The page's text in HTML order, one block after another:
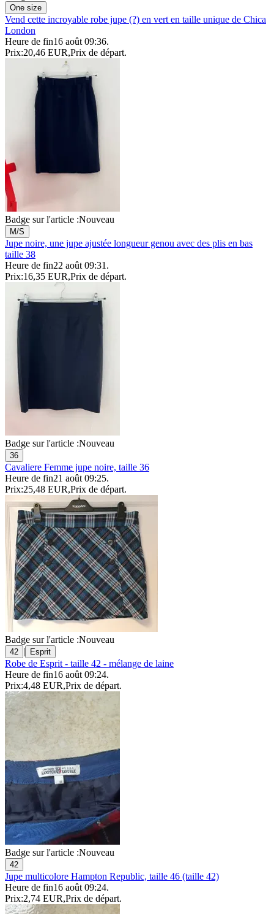
One size
Vend cette incroyable robe jupe (?) en vert en taille unique de Chica
London
Heure de fin16 août 09:36.
Prix:20,46 EUR,Prix de départ.
Badge sur l'article :Nouveau
M/S
Jupe noire, une jupe ajustée longueur genou avec des plis en bas
taille 38
Heure de fin22 août 09:31 .
Prix:16,35 EUR,Prix de départ.
Badge sur l'article :Nouveau
36
Cavaliere Femme jupe noire, taille 36
Heure de fin21 août 09:25.
Prix:25,48 EUR,Prix de départ.
Badge sur l'article :Nouveau
42 | Esprit
Robe de Esprit - taille 42 - mélange de laine
Heure de fin16 août 09:24.
Prix:4,48 EUR,Prix de départ.
Badge sur l'article :Nouveau
42
Jupe multicolore Hampton Republic, taille 46 (taille 42)
Heure de fin16 août 09:24.
Prix:2,74 EUR,Prix de départ.